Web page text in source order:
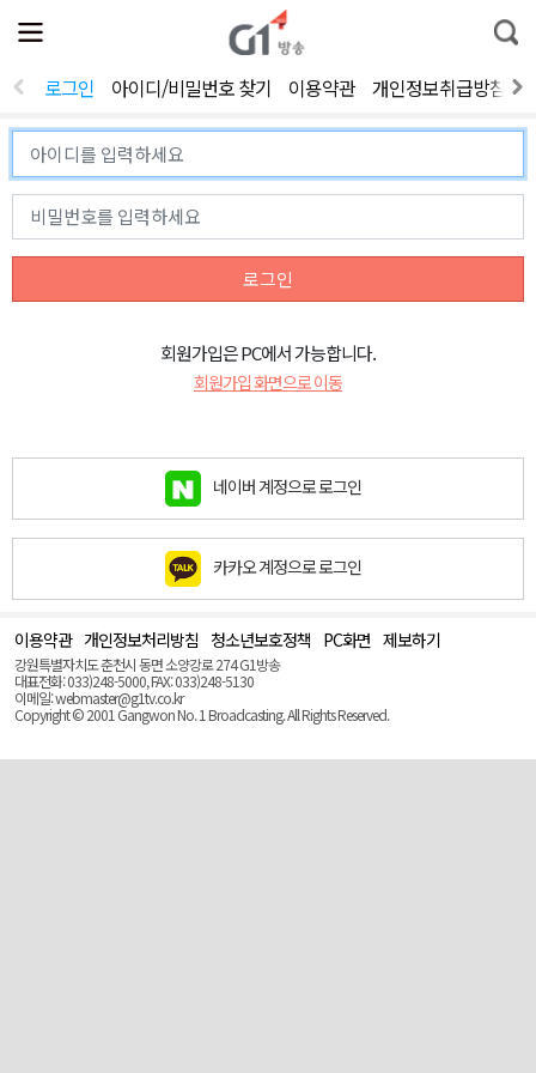
전
체
뉴
열
통
합
색
로그인 아이디/비밀번호 찾기 이용약관 개인정보취급방침
로그인
회원가입은 PC에서 가능합니다.
회원가입 화면으로 이동
네이버 계정으로 로그인
카카오 계정으로 로그인
이용약관 개인정보처리방침 청소년보호정책 PC화면 제보하기
강원특별자치도 춘천시 동면 소양강로 274 G1방송
대표전화: 033)248-5000, FAX: 033)248-5130
이메일: webmaster@g1tv.co.kr
Copyright © 2001 Gangwon No. 1 Broadcasting. All Rights Reserved.